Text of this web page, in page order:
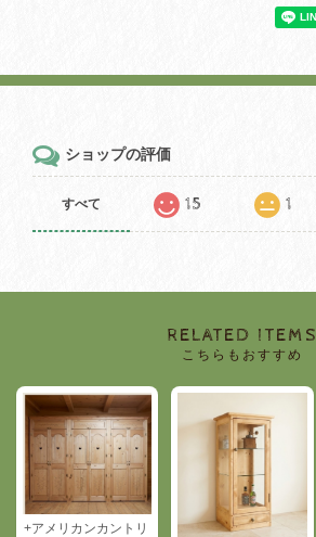
ショップの評価
すべて 15 1
RELATED ITEMS
こちらもおすすめ
+アメリカンカントリ